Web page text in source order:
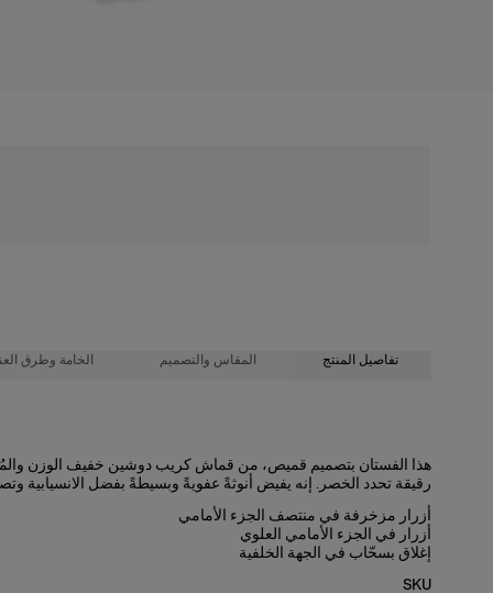
تفاصيل المنتج المقاس والتصميم الخامة وطرق
هذا الفستان بتصميم قميص، من قماش كريب دوشين خفيف الوزن
رقيقة تحدد الخصر. إنه يفيض أنوثةً عفويةً وبسيطةً بفضل الانسيابية
أزرار مزخرفة في منتصف الجزء الأمامي
أزرار في الجزء الأمامي العلوي
إغلاق بسحّاب في الجهة الخلفية
SKU
تصميم مجسّم بطول متوسط الطول
خفيف الوزن بنقوش نقاط صغيرة
طول العارضة 177 سم/ 5 أقدام و10 بوصات، وترتدي المقاس الأمريكي 2
تعليمات الغسيل
تنظيف جاف فقط
صُنعت في